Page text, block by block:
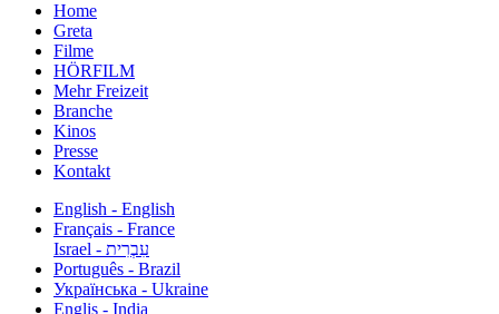
Home
Greta
Filme
HÖRFILM
Mehr Freizeit
Branche
Kinos
Presse
Kontakt
English - English
Français - France
עִבְרִית - Israel
Português - Brazil
Українська - Ukraine
Englis - India